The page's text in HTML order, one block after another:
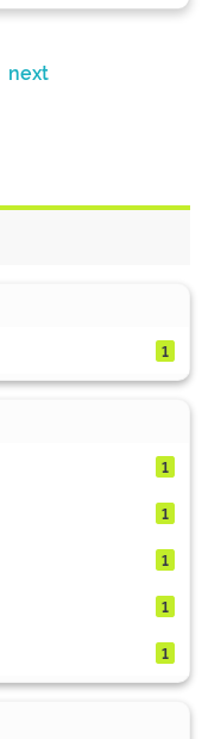
next
1
1
1
1
1
1